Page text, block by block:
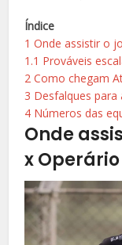
Índice
1 Onde assistir o
1.1 Prováveis
2 Como chegam
3 Desfalques para
4 Números das
Onde
x